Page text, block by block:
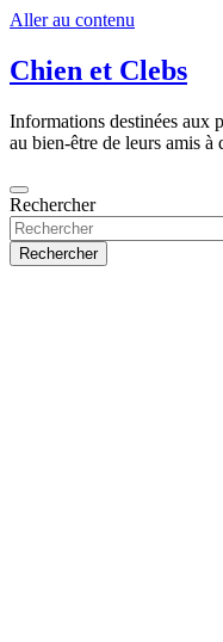
Aller au contenu
Chien et Clebs
Informations destinées aux
au bien-être de leurs amis à
Rechercher
Rechercher